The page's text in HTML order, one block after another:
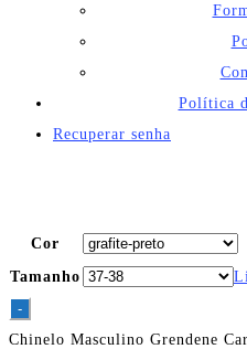
Política
Recuperar senha
Cor
Tamanho
-
Chinelo Masculino Grendene